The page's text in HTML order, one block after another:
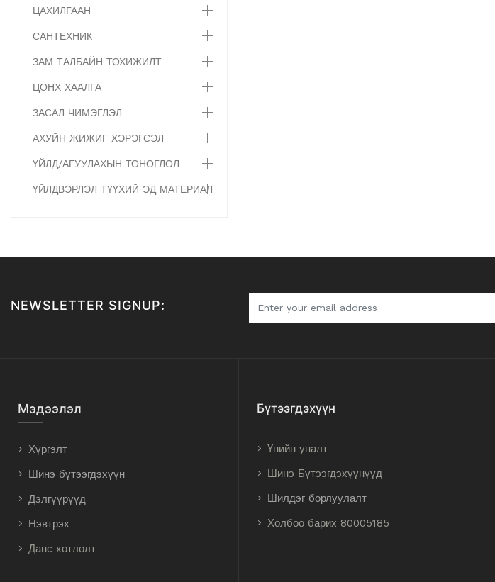
ЦАХИЛГААН
САНТЕХНИК
ЗАМ ТАЛБАЙН ТОХИЖИЛТ
ЦОНХ ХААЛГА
ЗАСАЛ ЧИМЭГЛЭЛ
АХУЙН ЖИЖИГ ХЭРЭГСЭЛ
ҮЙЛД/АГУУЛАХЫН ТОНОГЛОЛ
ҮЙЛДВЭРЛЭЛ ТҮҮХИЙ ЭД МАТЕРИАЛ
NEWSLETTER SIGNUP:
Мэдээлэл
Хүргэлт
Шинэ бүтээгдэхүүн
Дэлгүүрүүд
Нэвтрэх
Данс хөтлөлт
Бүтээгдэхүүн
Үнийн уналт
Шинэ Бүтээгдэхүүнүүд
Шилдэг борлуулалт
Холбоо барих 80005185